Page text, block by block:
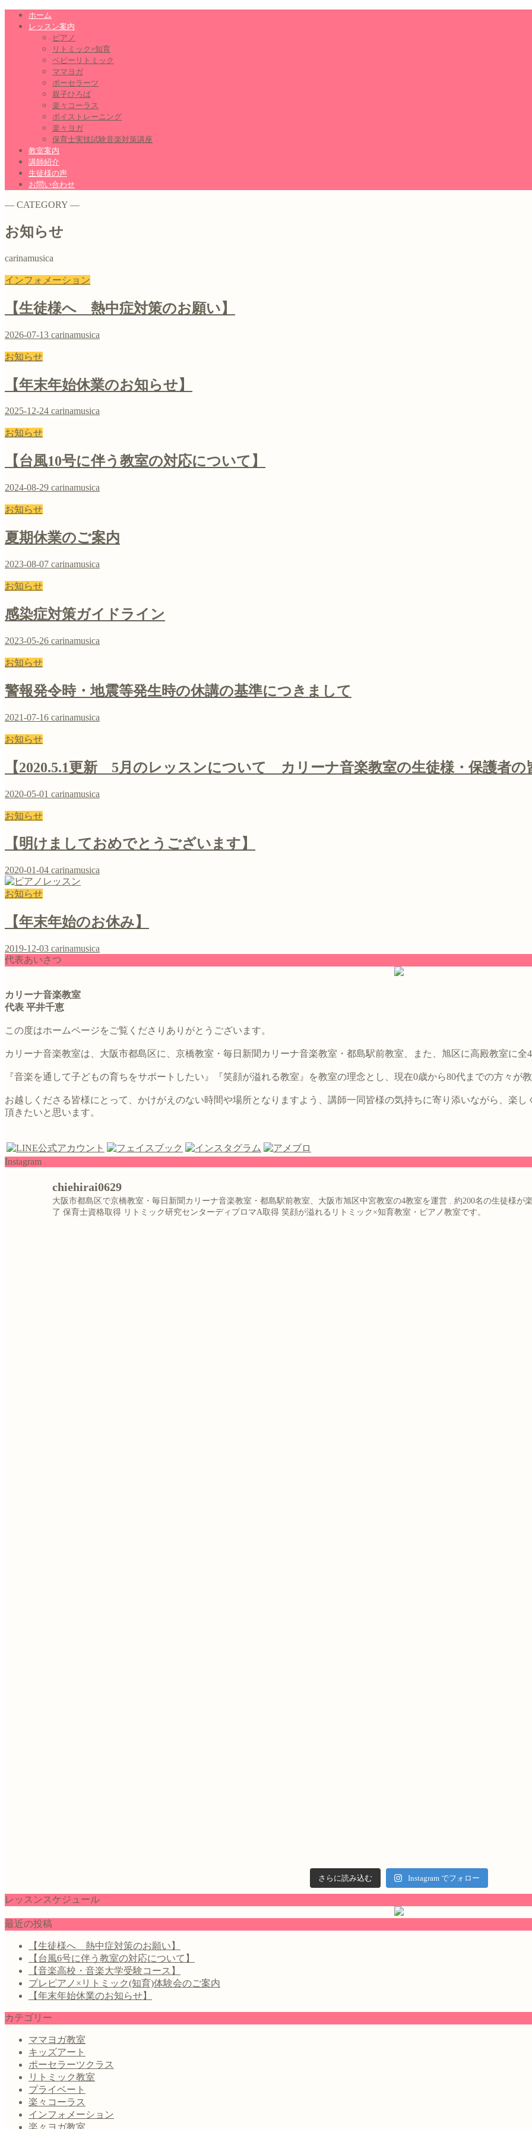
ホーム
レッスン案内
ピアノ
リトミック×知育
ベビーリトミック
ママヨガ
ポーセラーツ
親子ひろば
楽々コーラス
ボイストレーニング
楽々ヨガ
保育士実技試験音楽対策講座
教室案内
講師紹介
生徒様の声
お問い合わせ
― CATEGORY ―
お知らせ
carinamusica
インフォメーション
【生徒様へ 熱中症対策のお願い】
2026-07-13 carinamusica
お知らせ
【年末年始休業のお知らせ】
2025-12-24 carinamusica
お知らせ
【台風10号に伴う教室の対応について】
2024-08-29 carinamusica
お知らせ
夏期休業のご案内
2023-08-07 carinamusica
お知らせ
感染症対策ガイドライン
2023-05-26 carinamusica
お知らせ
警報発令時・地震等発生時の休講の基準につきまして
2021-07-16 carinamusica
お知らせ
【2020.5.1更新 5月のレッスンについて カリーナ音楽教室の生徒様・保護者の
2020-05-01 carinamusica
お知らせ
【明けましておめでとうございます】
2020-01-04 carinamusica
お知らせ
【年末年始のお休み】
2019-12-03 carinamusica
代表あいさつ
カリーナ音楽教室
代表 平井千恵
この度はホームページをご覧くださりありがとうございます。
カリーナ音楽教室は、大阪市都島区に、京橋教室・毎日新聞カリーナ音楽教室・都島駅前教室、また、旭区に高殿教室に全4
『音楽を通して子どもの育ちをサポートしたい』『笑顔が溢れる教室』を教室の理念とし、現在0歳から80代までの方々が
お越しくださる皆様にとって、かけがえのない時間や場所となりますよう、講師一同皆様の気持ちに寄り添いながら、楽
頂きたいと思います。
Instagram
chiehirai0629
大阪市都島区で京橋教室・毎日新聞カリーナ音楽教室・都島駅前教室、大阪市旭区中宮教室の4教室を運営 . 約200名の生徒様が
了 保育士資格取得 リトミック研究センターディプロマA取得 笑顔が溢れるリトミック×知育教室・ピアノ教室です。
さらに読み込む Instagram でフォロー
レッスンスケジュール
最近の投稿
【生徒様へ 熱中症対策のお願い】
【台風6号に伴う教室の対応について】
【音楽高校・音楽大学受験コース】
プレピアノ×リトミック(知育)体験会のご案内
【年末年始休業のお知らせ】
カテゴリー
ママヨガ教室
キッズアート
ポーセラーツクラス
リトミック教室
プライベート
楽々コーラス
インフォメーション